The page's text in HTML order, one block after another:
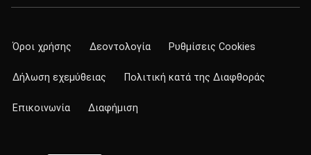
Όροι χρήσης Δεοντολογία Ρυθμίσεις Cookies
Δήλωση εχεμύθειας Πολιτική κατά της Διαφθοράς
Επικοινωνία Διαφήμιση